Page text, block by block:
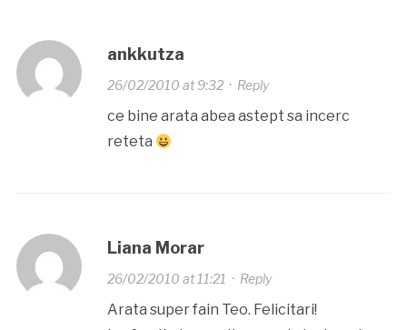
ankkutza
26/02/2010 at 9:32· Reply
ce bine arata abea astept sa incerc
reteta
Liana Morar
26/02/2010 at 11:21 · Reply
Arata super fain Teo. Felicitari!